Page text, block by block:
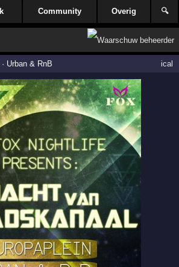
Community Overig 🔍
· Urban & RnB ical